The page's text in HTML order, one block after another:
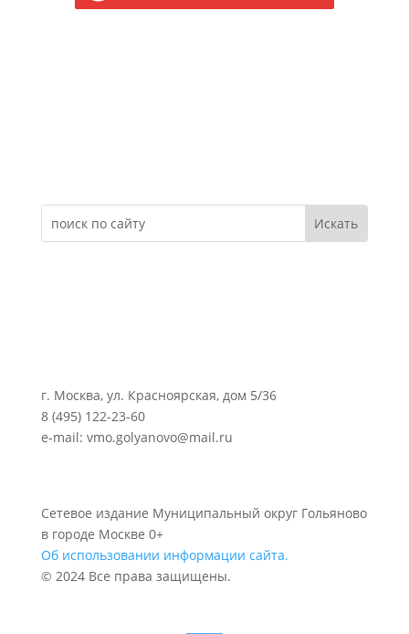
г. Москва, ул. Красноярская, дом 5/36
8 (495) 122-23-60
e-mail: vmo.golyanovo@mail.ru
Сетевое издание Муниципальный округ Гольяново
в городе Москве 0+
Об использовании информации сайта.
© 2024 Все права защищены.